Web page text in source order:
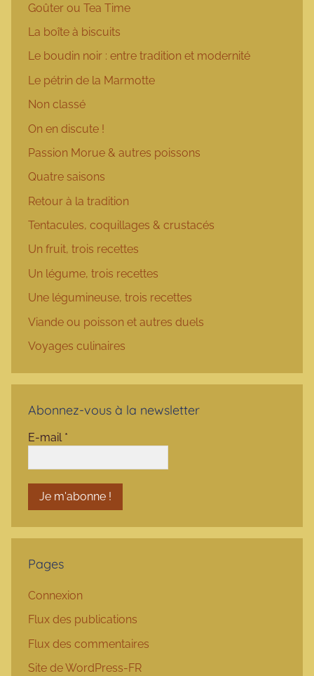
Goûter ou Tea Time
La boîte à biscuits
Le boudin noir : entre tradition et modernité
Le pétrin de la Marmotte
Non classé
On en discute !
Passion Morue & autres poissons
Quatre saisons
Retour à la tradition
Tentacules, coquillages & crustacés
Un fruit, trois recettes
Un légume, trois recettes
Une légumineuse, trois recettes
Viande ou poisson et autres duels
Voyages culinaires
Abonnez-vous à la newsletter
E-mail *
Pages
Connexion
Flux des publications
Flux des commentaires
Site de WordPress-FR